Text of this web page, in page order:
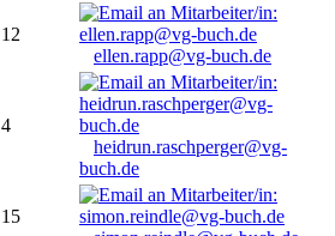
12
ellen.rapp@vg-buch.de
4
heidrun.raschperger@vg-
buch.de
15